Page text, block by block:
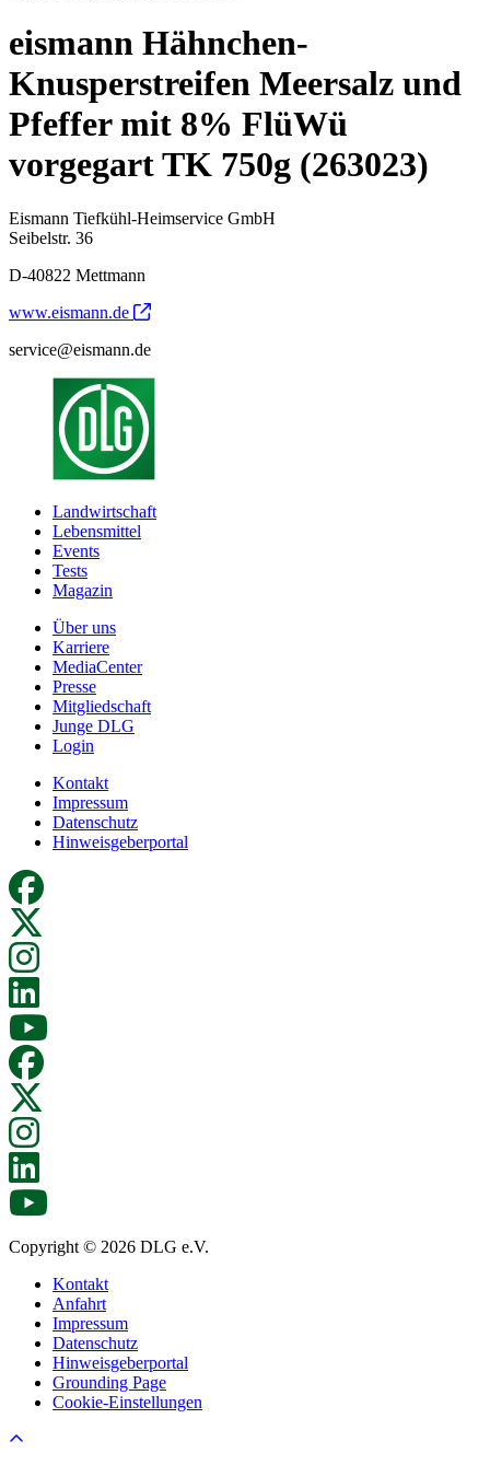
eismann Hähnchen-
Knusperstreifen Meersalz und
Pfeffer mit 8% FlüWü
vorgegart TK 750g (263023)
Eismann Tiefkühl-Heimservice GmbH
Seibelstr. 36
D-40822 Mettmann
www.eismann.de
service@eismann.de
Landwirtschaft
Lebensmittel
Events
Tests
Magazin
Über uns
Karriere
MediaCenter
Presse
Mitgliedschaft
Junge DLG
Login
Kontakt
Impressum
Datenschutz
Hinweisgeberportal
Copyright © 2026 DLG e.V.
Kontakt
Anfahrt
Impressum
Datenschutz
Hinweisgeberportal
Grounding Page
Cookie-Einstellungen